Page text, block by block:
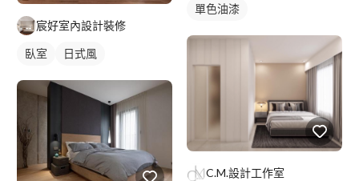
宸好室內設計裝修
臥室 日式風
單色油漆
C.M.設計工作室